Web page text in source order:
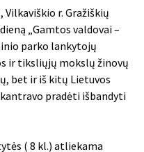
r. Gražiškių
„Gamtos valdovai –
parko lankytojų
ir tiksliųjų mokslų žinovų
bet ir iš kitų Lietuvos
pradėti išbandyti
( 8 kl.) atliekama